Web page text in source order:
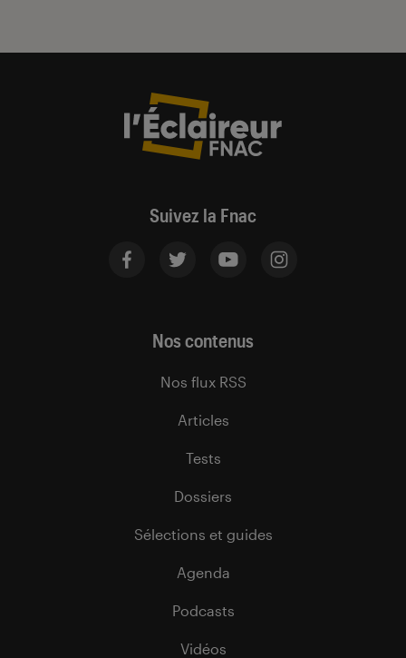
Suivez la Fnac
Nos contenus
Nos flux RSS
Articles
Tests
Dossiers
Sélections et guides
Agenda
Podcasts
Vidéos